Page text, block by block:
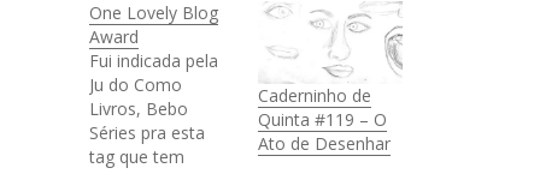
One Lovely Blog
Award
Fui indicada pela
Ju do Como
Livros, Bebo
Séries pra esta
tag que tem
Caderninho de
Quinta #119 – O
Ato de Desenhar